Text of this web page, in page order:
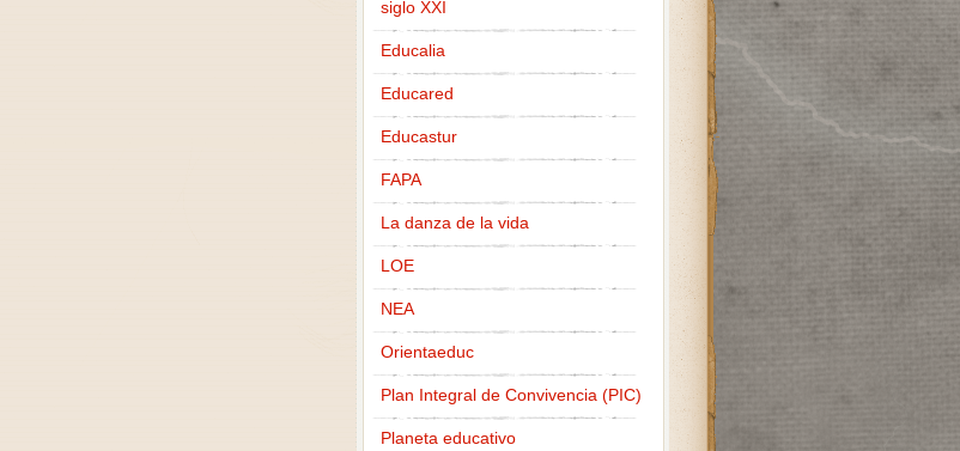
siglo XXI
Educalia
Educared
Educastur
FAPA
La danza de la vida
LOE
NEA
Orientaeduc
Plan Integral de Convivencia (PIC)
Planeta educativo